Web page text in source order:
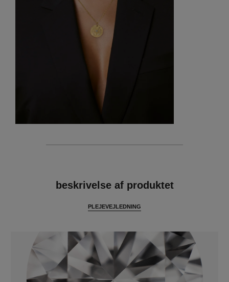
beskrivelse af produktet
PLEJEVEJLEDNING